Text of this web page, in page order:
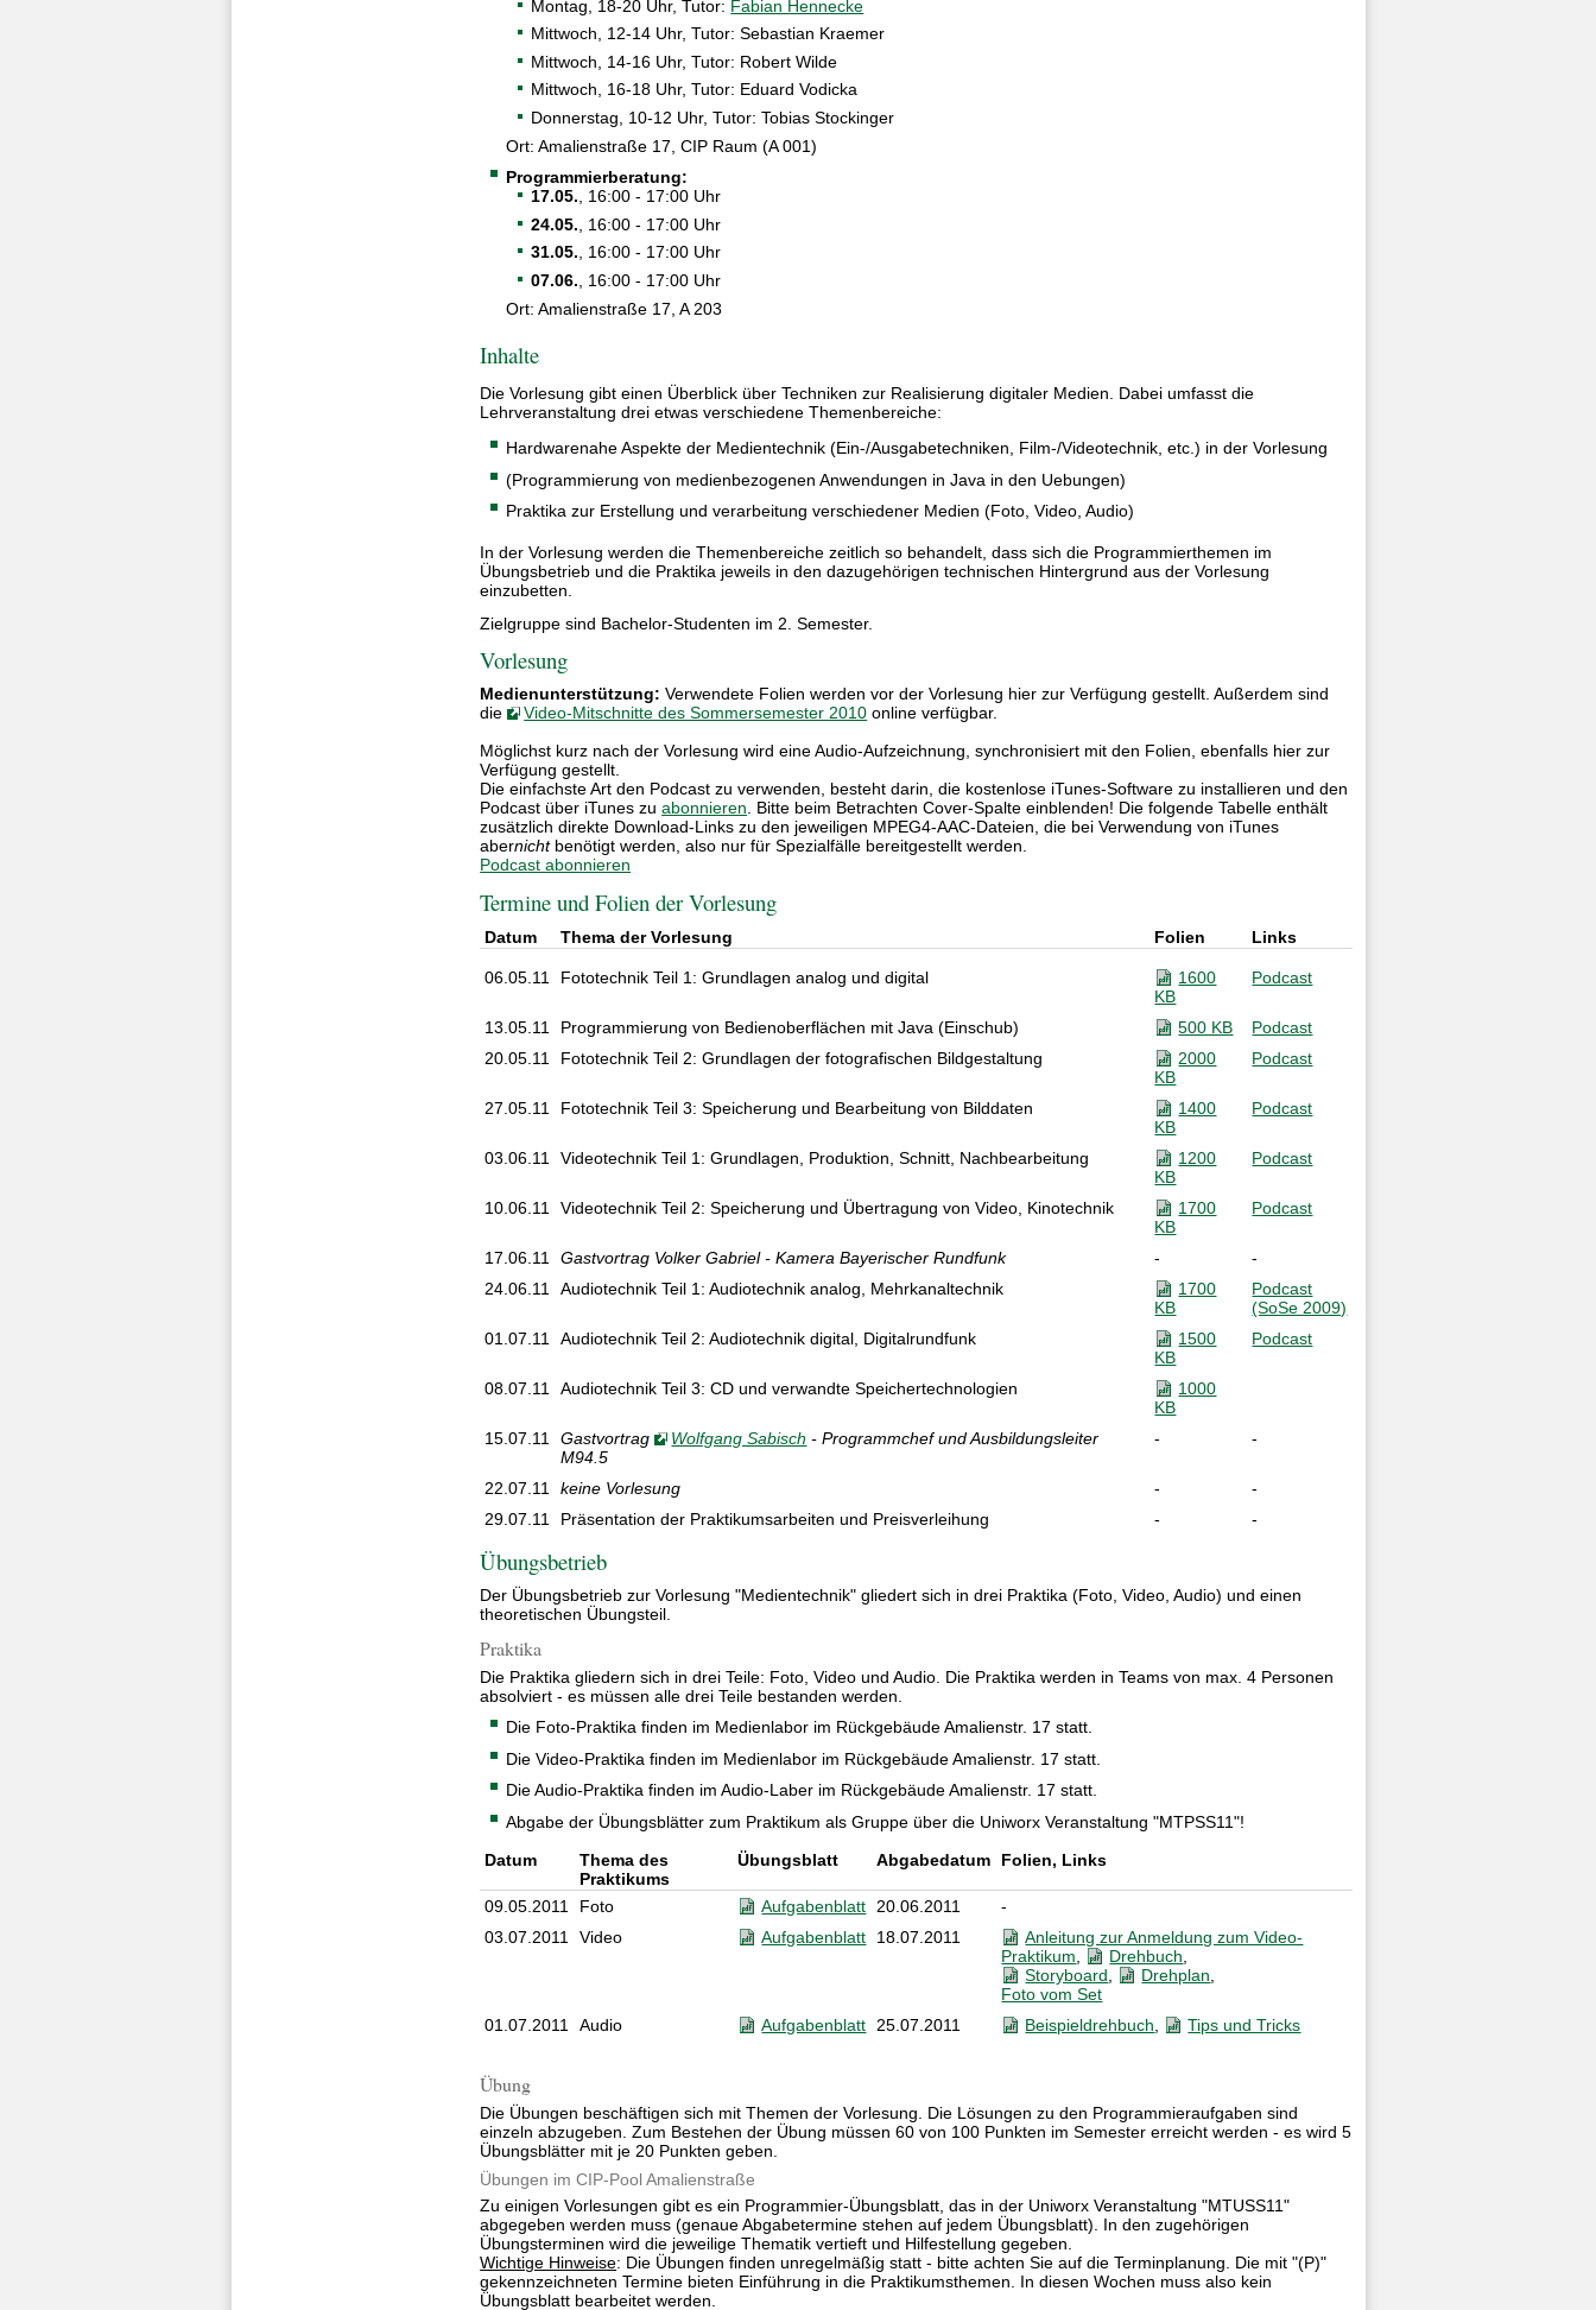
Montag, 18-20 Uhr, Tutor: Fabian Hennecke
Mittwoch, 12-14 Uhr, Tutor: Sebastian Kraemer
Mittwoch, 14-16 Uhr, Tutor: Robert Wilde
Mittwoch, 16-18 Uhr, Tutor: Eduard Vodicka
Donnerstag, 10-12 Uhr, Tutor: Tobias Stockinger
Ort: Amalienstraße 17, CIP Raum (A 001)
Programmierberatung:
17.05., 16:00 - 17:00 Uhr
24.05. , 16:00 - 17:00 Uhr
31.05., 16:00 - 17:00 Uhr
07.06. , 16:00 - 17:00 Uhr
Ort: Amalienstraße 17, A 203
Inhalte
Die Vorlesung gibt einen Überblick über Techniken zur Realisierung digitaler Medien. Dabei umfasst die
Lehrveranstaltung drei etwas verschiedene Themenbereiche:
Hardwarenahe Aspekte der Medientechnik (Ein-/Ausgabetechniken, Film-/Videotechnik, etc.) in der Vorlesung
(Programmierung von medienbezogenen Anwendungen in Java in den Uebungen)
Praktika zur Erstellung und verarbeitung verschiedener Medien (Foto, Video, Audio)
In der Vorlesung werden die Themenbereiche zeitlich so behandelt, dass sich die Programmierthemen im
Übungsbetrieb und die Praktika jeweils in den dazugehörigen technischen Hintergrund aus der Vorlesung
einzubetten.
Zielgruppe sind Bachelor-Studenten im 2. Semester.
Vorlesung
Medienunterstützung: Verwendete Folien werden vor der Vorlesung hier zur Verfügung gestellt. Außerdem sind
die
Video-Mitschnitte des Sommersemester 2010 online verfügbar.
Möglichst kurz nach der Vorlesung wird eine Audio-Aufzeichnung, synchronisiert mit den Folien, ebenfalls hier zur
Verfügung gestellt.
Die einfachste Art den Podcast zu verwenden, besteht darin, die kostenlose iTunes-Software zu installieren und den
Podcast über iTunes zuabonnieren . Bitte beim Betrachten Cover-Spalte einblenden! Die folgende Tabelle enthält
zusätzlich direkte Download-Links zu den jeweiligen MPEG4-AAC-Dateien, die bei Verwendung von iTunes
abernichtbenötigt werden, also nur für Spezialfälle bereitgestellt werden.
Podcast abonnieren
Termine und Folien der Vorlesung
Datum Thema der Vorlesung Folien Links
06.05.11 Fototechnik Teil 1: Grundlagen analog und digital
1600
KB
Podcast
13.05.11 Programmierung von Bedienoberflächen mit Java (Einschub) 500 KB
Podcast
20.05.11
Fototechnik Teil 2: Grundlagen der fotografischen Bildgestaltung
2000
KB
Podcast
27.05.11 Fototechnik Teil 3: Speicherung und Bearbeitung von Bilddaten
1400
KB
Podcast
03.06.11 Videotechnik Teil 1: Grundlagen, Produktion, Schnitt, Nachbearbeitung
1200
KB
Podcast
10.06.11 Videotechnik Teil 2: Speicherung und Übertragung von Video, Kinotechnik
1700
KB
Podcast
17.06.11 Gastvortrag Volker Gabriel - Kamera Bayerischer Rundfunk -
-
24.06.11
Audiotechnik Teil 1: Audiotechnik analog, Mehrkanaltechnik
1700
KB
Podcast
(SoSe 2009)
01.07.11
Audiotechnik Teil 2: Audiotechnik digital, Digitalrundfunk
1500
KB
Podcast
08.07.11 Audiotechnik Teil 3: CD und verwandte Speichertechnologien
1000
KB
15.07.11
Gastvortrag Wolfgang Sabisch - Programmchef und Ausbildungsleiter
M94.5
- -
22.07.11 keine Vorlesung -
-
29.07.11
Präsentation der Praktikumsarbeiten und Preisverleihung - -
Übungsbetrieb
Der Übungsbetrieb zur Vorlesung "Medientechnik" gliedert sich in drei Praktika (Foto, Video, Audio) und einen
theoretischen Übungsteil.
Praktika
Die Praktika gliedern sich in drei Teile: Foto, Video und Audio. Die Praktika werden in Teams von max. 4 Personen
absolviert - es müssen alle drei Teile bestanden werden.
Die Foto-Praktika finden im Medienlabor im Rückgebäude Amalienstr. 17 statt.
Die Video-Praktika finden im Medienlabor im Rückgebäude Amalienstr. 17 statt.
Die Audio-Praktika finden im Audio-Laber im Rückgebäude Amalienstr. 17 statt.
Abgabe der Übungsblätter zum Praktikum als Gruppe über die Uniworx Veranstaltung "MTPSS11"!
Datum
Thema des
Praktikums
Übungsblatt Abgabedatum Folien, Links
09.05.2011 Foto Aufgabenblatt 20.06.2011
-
03.07.2011 Video Aufgabenblatt 18.07.2011
Anleitung zur Anmeldung zum Video-
Praktikum, Drehbuch,
Storyboard, Drehplan,
Foto vom Set
01.07.2011 Audio Aufgabenblatt 25.07.2011 Beispieldrehbuch, Tips und Tricks
Übung
Die Übungen beschäftigen sich mit Themen der Vorlesung. Die Lösungen zu den Programmieraufgaben sind
einzeln abzugeben. Zum Bestehen der Übung müssen 60 von 100 Punkten im Semester erreicht werden - es wird 5
Übungsblätter mit je 20 Punkten geben.
Übungen im CIP-Pool Amalienstraße
Zu einigen Vorlesungen gibt es ein Programmier-Übungsblatt, das in der Uniworx Veranstaltung "MTUSS11"
abgegeben werden muss (genaue Abgabetermine stehen auf jedem Übungsblatt). In den zugehörigen
Übungsterminen wird die jeweilige Thematik vertieft und Hilfestellung gegeben.
Wichtige Hinweise: Die Übungen finden unregelmäßig statt - bitte achten Sie auf die Terminplanung. Die mit "(P)"
gekennzeichneten Termine bieten Einführung in die Praktikumsthemen. In diesen Wochen muss also kein
Übungsblatt bearbeitet werden.